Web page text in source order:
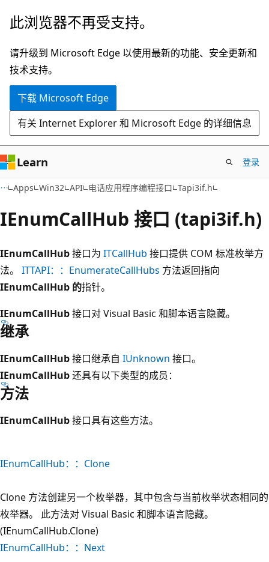
跳
主
要
内
此浏览器不再受支持。
请升级到 Microsoft Edge 以使用最新的功能、安全更新和
技术支持。
下载 Microsoft Edge
有关 Internet Explorer 和 Microsoft Edge 的详细信息
Learn 登录
Apps Win32 API 电话应用程序编程接口 Tapi3if.h
IEnumCallHub 接口 (tapi3if.h)
IEnumCallHub接口为 ITCallHub 接口提供 COM 标准枚举方
法。 ITTAPI：：EnumerateCallHubs 方法返回指向
IEnumCallHub 的指针。
IEnumCallHub接口对 Visual Basic 和脚本语言隐藏。
继承
IEnumCallHub接口继承自 IUnknown 接口。
IEnumCallHub还具有以下类型的成员：
方法
IEnumCallHub接口具有这些方法。
IEnumCallHub：：Clone
Clone 方法创建另一个枚举器，其中包含与当前枚举状态相同的
枚举器。 此方法对 Visual Basic 和脚本语言隐藏。
(IEnumCallHub.Clone)
IEnumCallHub：：Next